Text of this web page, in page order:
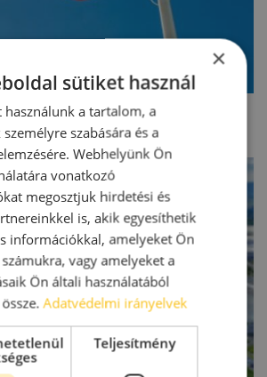
lengyel ingatlanpiaci
Appeninn
×
sütiket használ
használunk a tartalom, a
szabására és a
Webhelyünk Ön
vonatkozó
megosztjuk hirdetési és
is, akik egyesíthetik
információkkal, amelyeket Ön
vagy amelyeket a
Ön általi használatából
Adatvédelmi irányelvek
Teljesítmény